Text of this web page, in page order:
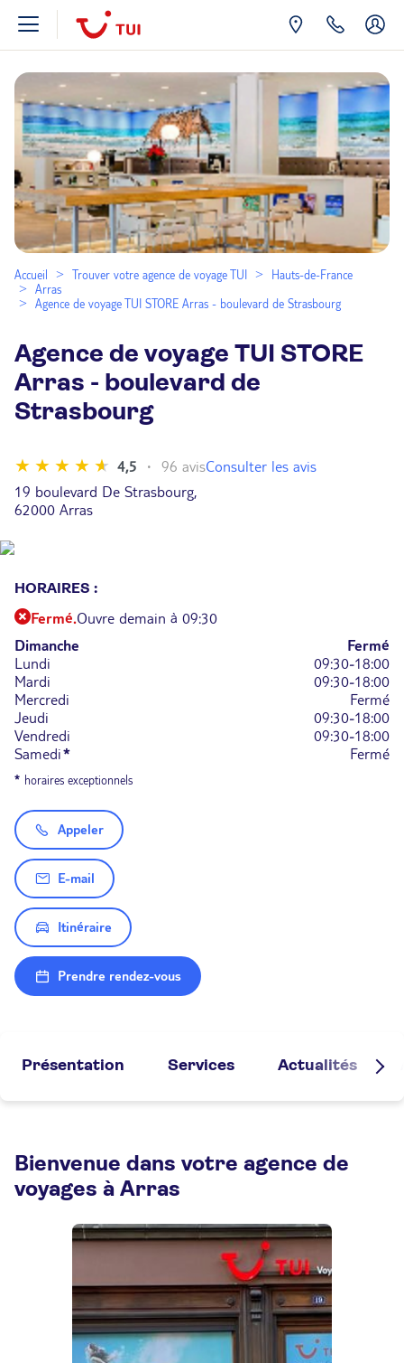
Accueil Trouver votre agence de voyage TUI
Hauts-de-France
Arras
Agence de voyage TUI STORE Arras - boulevard de Strasbourg
Agence de voyage TUI STORE
Arras - boulevard de
Strasbourg
4,5 96 avisConsulter les avis
19 boulevard De Strasbourg,
62000 Arras
HORAIRES :
Fermé.Ouvre demain à 09:30
Dimanche
Fermé
Lundi
09:30-18:00
Mardi
09:30-18:00
Mercredi
Fermé
Jeudi
09:30-18:00
Vendredi
09:30-18:00
Samedi* Fermé
* horaires exceptionnels
Appeler
E-mail
Itinéraire
Prendre rendez-vous
Présentation Services Actualités
Bienvenue dans votre agence de
voyages à Arras